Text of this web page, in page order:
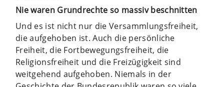
Nie waren Grundrechte so massiv beschnitten
Und es ist nicht nur die Versammlungsfreiheit,
die aufgehoben ist. Auch die persönliche
Freiheit, die Fortbewegungsfreiheit, die
Religionsfreiheit und die Freizügigkeit sind
weitgehend aufgehoben. Niemals in der